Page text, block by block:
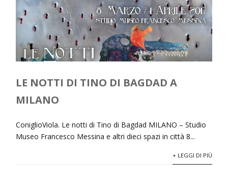
LE NOTTI DI TINO DI BAGDAD A
MILANO
ConiglioViola. Le notti di Tino di Bagdad MILANO – Studio
Museo Francesco Messina e altri dieci spazi in città 8...
+ LEGGI DI PIÙ